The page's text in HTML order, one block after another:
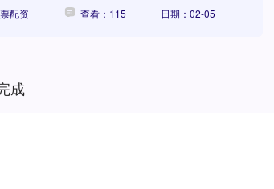
配资 查看：115 日期：02-05
成